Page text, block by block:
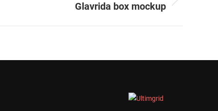
Glavrida box mockup